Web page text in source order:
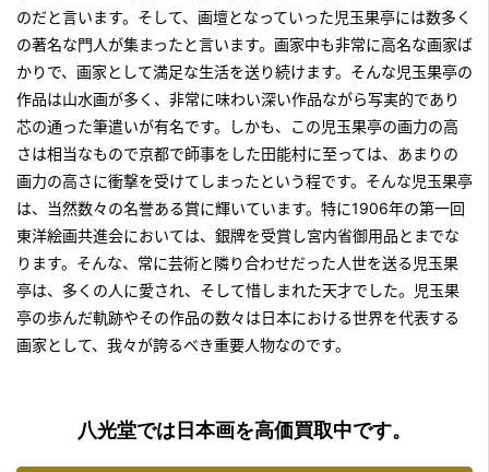
のだと言います。そして、画壇となっていった児玉果亭には数多く
の著名な門人が集まったと言います。画家中も非常に高名な画家ば
かりで、画家として満足な生活を送り続けます。そんな児玉果亭の
作品は山水画が多く、非常に味わい深い作品ながら写実的であり
芯の通った筆遣いが有名です。しかも、この児玉果亭の画力の高
さは相当なもので京都で師事をした田能村に至っては、あまりの
画力の高さに衝撃を受けてしまったという程です。そんな児玉果亭
は、当然数々の名誉ある賞に輝いています。特に1906年の第一回
東洋絵画共進会においては、銀牌を受賞し宮内省御用品とまでな
ります。そんな、常に芸術と隣り合わせだった人世を送る児玉果
亭は、多くの人に愛され、そして惜しまれた天才でした。児玉果
亭の歩んだ軌跡やその作品の数々は日本における世界を代表する
画家として、我々が誇るべき重要人物なのです。
八光堂では日本画を高価買取中です。